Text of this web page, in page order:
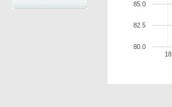
18
80.0
82.5
85.0